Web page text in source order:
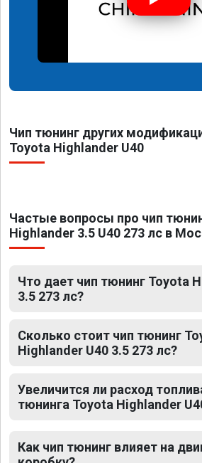
Чип тюнинг других
Toyota Highlander U40
Частые вопросы про чип
Highlander 3.5 U40 273 лс в
Что дает чип тюнинг Toyota
3.5 273 лс?
Сколько стоит чип тюнинг
Highlander U40 3.5 273 лс?
Увеличится ли расход
тюнинга Toyota Highlander
Как чип тюнинг влияет на